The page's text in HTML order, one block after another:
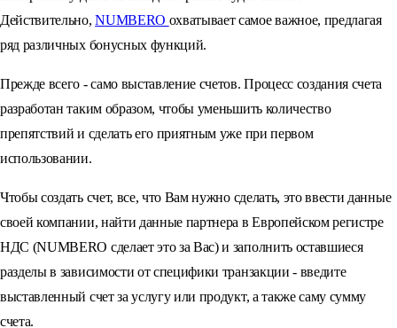
Действительно,NUMBERO охватывает самое важное, предлагая
ряд различных бонусных функций.
Прежде всего - само выставление счетов. Процесс создания счета
разработан таким образом, чтобы уменьшить количество
препятствий и сделать его приятным уже при первом
использовании.
Чтобы создать счет, все, что Вам нужно сделать, это ввести данные
своей компании, найти данные партнера в Европейском регистре
НДС (NUMBERO сделает это за Вас) и заполнить оставшиеся
разделы в зависимости от специфики транзакции - введите
выставленный счет за услугу или продукт, а также саму сумму
счета.